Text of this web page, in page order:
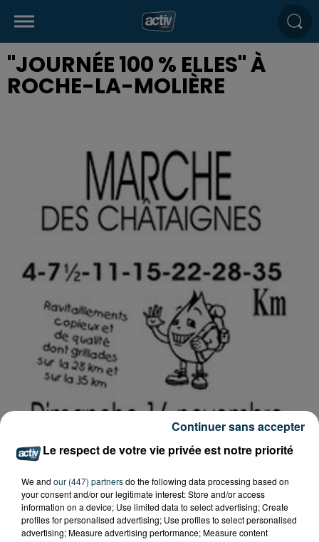
"JOURNÉE 100 % ELLES" À
ROCHE-LA-MOLIÈRE
Le respect de votre vie privée est notre priorité
We and our (447) partnersdo the following data processing based on
your consent and/or our legitimate interest: Store and/or access
information on a device; Use limited data to select advertising; Create
profiles for personalised advertising; Use profiles to select personalised
advertising; Measure advertising performance; Measure content
Continuer sans accepter